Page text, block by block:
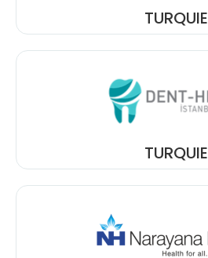
TURQUIE
TURQUIE